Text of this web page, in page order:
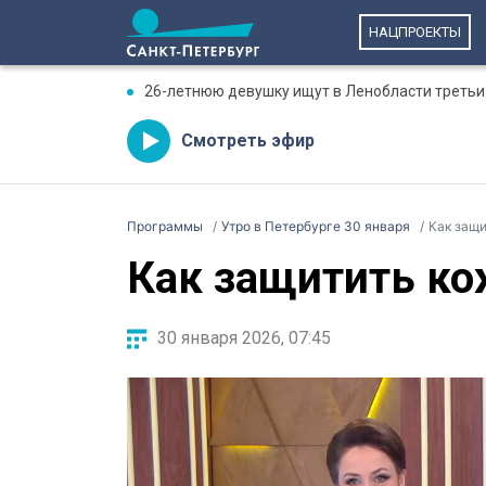
НАЦПРОЕКТЫ
26-летнюю девушку ищут в Ленобласти третьи
Смотреть эфир
Программы Утро в Петербурге 30 января Как
Как защитить
30 января 2026, 07:45